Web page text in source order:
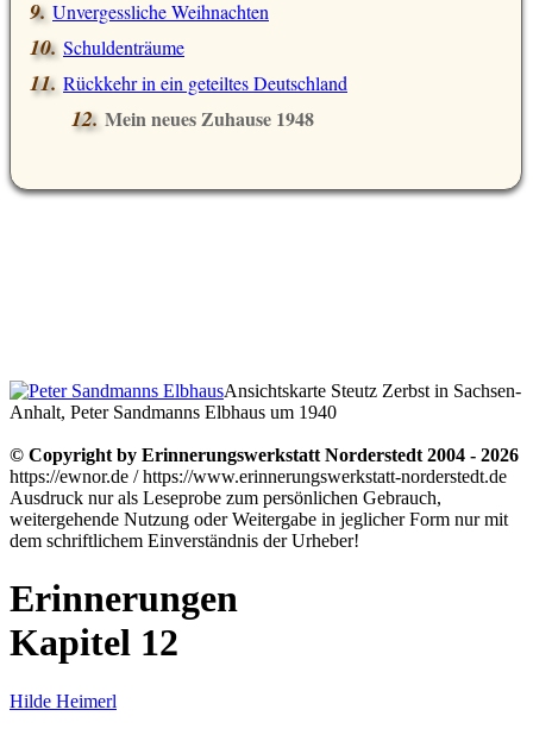
Unvergessliche Weihnachten
Schuldenträume
Rückkehr in ein geteiltes Deutschland
Mein neues Zuhause 1948
Ansichtskarte Steutz Zerbst in Sachsen-
Anhalt, Peter Sandmanns Elbhaus um 1940
© Copyright by Erinnerungswerkstatt Norderstedt 2004 - 2026
https://ewnor.de / https://www.erinnerungswerkstatt-norderstedt.de
Ausdruck nur als Leseprobe zum persönlichen Gebrauch,
weitergehende Nutzung oder Weitergabe in jeglicher Form nur mit
dem schriftlichem Einverständnis der Urheber!
Erinnerungen
Kapitel 12
Hilde Heimerl